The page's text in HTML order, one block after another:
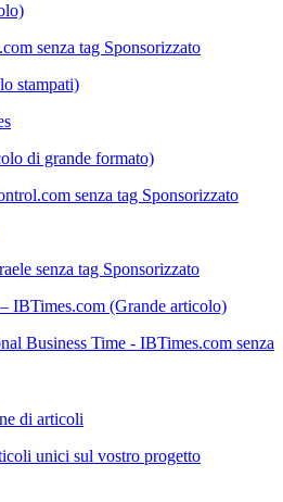
senza tag Sponsorizzato
stampati)
di grande formato)
senza tag Sponsorizzato
senza tag Sponsorizzato
IBTimes.com (Grande articolo)
Business Time - IBTimes.com senza
di articoli
unici sul vostro progetto